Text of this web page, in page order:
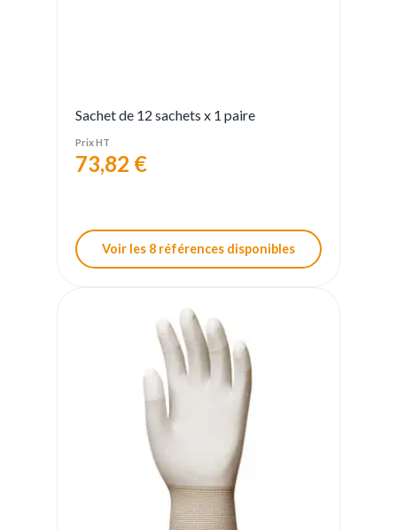
Sachet de 12 sachets x 1 paire
Prix HT
73,82 €
Voir les 8 références disponibles